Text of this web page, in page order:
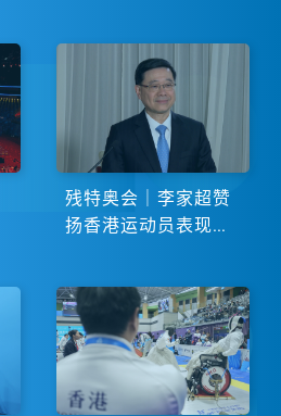
残特奥会｜李家超赞
扬香港运动员表现卓